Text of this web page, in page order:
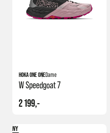
HOKA ONE ONEDame
W Speedgoat 7
2 199,-
NY